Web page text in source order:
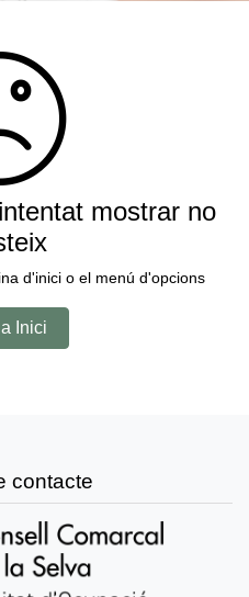
mostrar no
d'inici o el menú d'opcions
Inici
contacte